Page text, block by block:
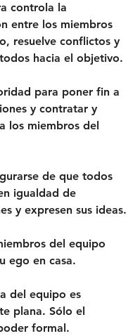
controla la
entre los miembros
resuelve conflictos y
hacia el objetivo.
para poner fin a
y contratar y
los miembros del
de que todos
igualdad de
y expresen sus ideas.
del equipo
ego en casa.
del equipo es
plana. Sólo el
formal.